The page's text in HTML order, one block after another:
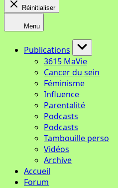
Réinitialiser
Menu
Publications
3615 MaVie
Cancer du sein
Féminisme
Influence
Parentalité
Podcasts
Podcasts
Tambouille perso
Vidéos
Archive
Accueil
Forum